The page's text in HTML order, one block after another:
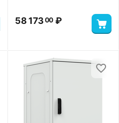
58 17300 ₽